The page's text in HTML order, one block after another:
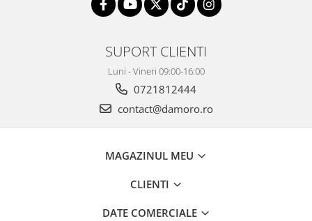
SUPORT CLIENTI
Luni - Vineri 09:00-16:00
0721812444
contact@damoro.ro
MAGAZINUL MEU
CLIENTI
DATE COMERCIALE